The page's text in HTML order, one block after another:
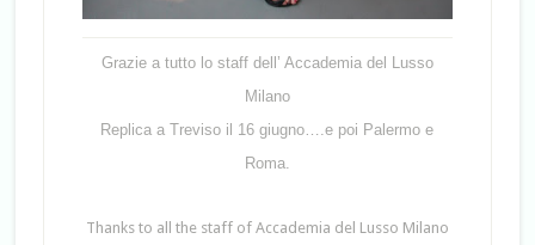
Grazie a tutto lo staff dell’ Accademia del Lusso
Milano
Replica a Treviso il 16 giugno….e poi Palermo e
Roma.
Thanks to all the staff of Accademia del Lusso Milano